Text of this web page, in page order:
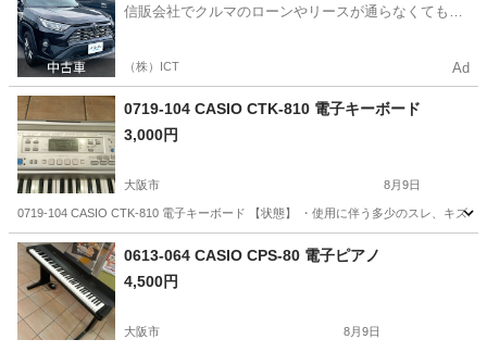
信販会社でクルマのローンやリースが通らなくてもク
（株）ICT Ad
0719-104 CASIO CTK-810 電子キーボード
3,000円
大阪市 8月9日
0719-104 CASIO CTK-810 電子キーボード 【状態】 ・使用に伴う多少のスレ、キズ
大阪 大阪市
0613-064 CASIO CPS-80 電子ピアノ
4,500円
大阪市 8月9日